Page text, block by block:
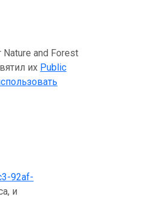
and Forest
их Public
92af-
и